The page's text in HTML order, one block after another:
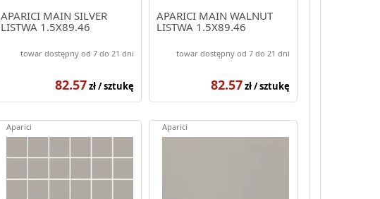
APARICI MAIN SILVER
LISTWA 1.5X89.46
towar dostępny od 7 do 21 dni
82.57zł / sztukę
APARICI MAIN WALNUT
LISTWA 1.5X89.46
towar dostępny od 7 do 21 dni
82.57zł / sztukę
Aparici Aparici